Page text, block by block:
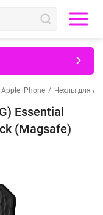
iPhone / Чехлы для
Essential
(Magsafe)